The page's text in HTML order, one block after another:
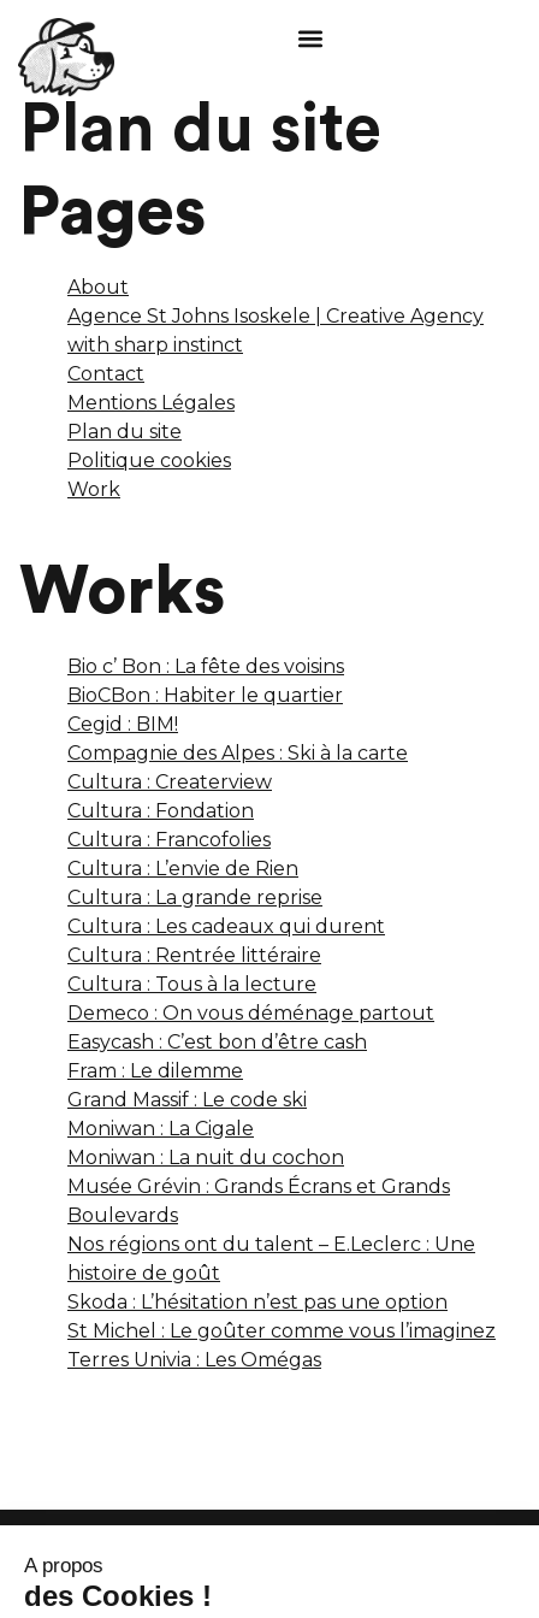
Plan du site
Pages
About
Agence St Johns Isoskele | Creative Agency
with sharp instinct
Contact
Mentions Légales
Plan du site
Politique cookies
Work
Works
Bio c’ Bon : La fête des voisins
BioCBon : Habiter le quartier
Cegid : BIM!
Compagnie des Alpes : Ski à la carte
Cultura : Createrview
Cultura : Fondation
Cultura : Francofolies
Cultura : L’envie de Rien
Cultura : La grande reprise
Cultura : Les cadeaux qui durent
Cultura : Rentrée littéraire
Cultura : Tous à la lecture
Demeco : On vous déménage partout
Easycash : C’est bon d’être cash
Fram : Le dilemme
Grand Massif : Le code ski
Moniwan : La Cigale
Moniwan : La nuit du cochon
Musée Grévin : Grands Écrans et Grands
Boulevards
Nos régions ont du talent – E.Leclerc : Une
histoire de goût
Skoda : L’hésitation n’est pas une option
St Michel : Le goûter comme vous l’imaginez
Terres Univia : Les Omégas